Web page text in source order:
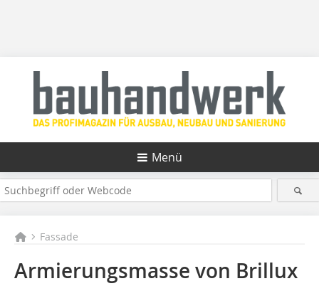
Menü
Fassade
Armierungsmasse von Brillux